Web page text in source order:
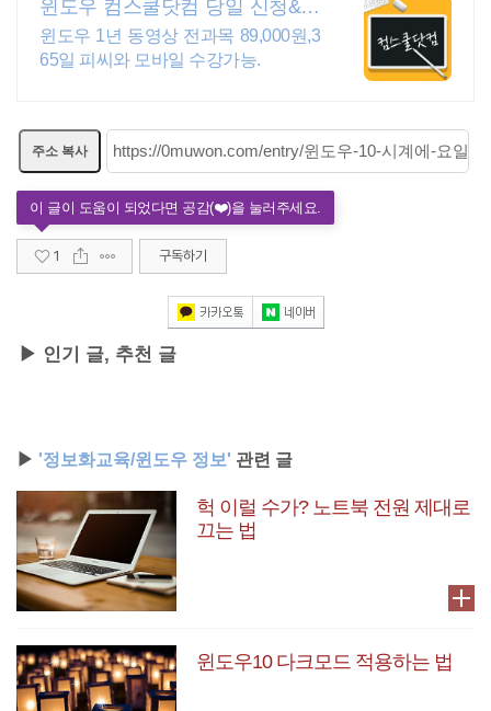
윈도우 컴스쿨닷컴 당일 신청&결
제시 기프티콘!
윈도우 1년 동영상 전과목 89,000원,3
65일 피씨와 모바일 수강가능.
주소 복사
1 구독하기
▶ 인기 글, 추천 글
▶ '정보화교육/윈도우 정보' 관련 글
헉 이럴 수가? 노트북 전원 제대로
끄는 법
윈도우10 다크모드 적용하는 법